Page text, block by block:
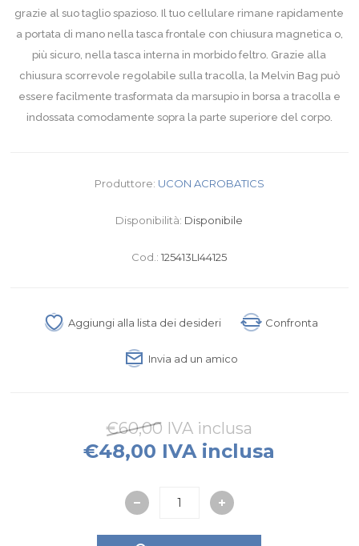
grazie al suo taglio spazioso. Il tuo cellulare rimane rapidamente
a portata di mano nella tasca frontale con chiusura magnetica o,
più sicuro, nella tasca interna in morbido feltro. Grazie alla
chiusura scorrevole regolabile sulla tracolla, la Melvin Bag può
essere facilmente trasformata da marsupio in borsa a tracolla e
indossata comodamente sopra la parte superiore del corpo.
Produttore: UCON ACROBATICS
Disponibilità: Disponibile
Cod.: 125413LI44125
Aggiungi alla lista dei desideri Confronta
Invia ad un amico
€60,00 IVA inclusa
€48,00 IVA inclusa